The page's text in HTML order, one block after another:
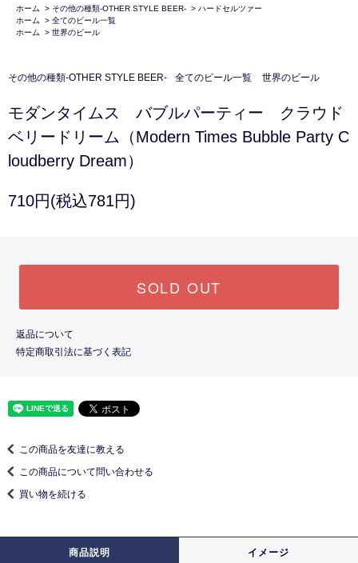
ホーム > その他の種類-OTHER STYLE BEER- > ハードセルツァー
ホーム
> 全てのビール一覧
ホーム
> 世界のビール
その他の種類-OTHER STYLE BEER- 全てのビール一覧 世界のビール
モダンタイムス バブルパーティー クラウド
ベリードリーム（Modern Times Bubble Party C
loudberry Dream）
710円(税込781円)
SOLD OUT
返品について
特定商取引法に基づく表記
この商品を友達に教える
この商品について問い合わせる
買い物を続ける
商品説明 イメージ